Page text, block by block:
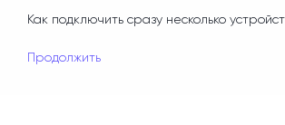
Как подключить сразу несколько
Продолжить